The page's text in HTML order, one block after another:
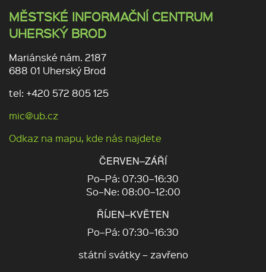
MĚSTSKÉ INFORMAČNÍ CENTRUM
UHERSKÝ BROD
Mariánské nám. 2187
688 01 Uherský Brod
tel: +420 572 805 125
mic@ub.cz
Odkaz na mapu, kde nás najdete
ČERVEN–ZÁŘÍ
Po–Pá: 07:30–16:30
So–Ne: 08:00–12:00
ŘÍJEN–KVĚTEN
Po–Pá: 07:30–16:30
státní svátky – zavřeno